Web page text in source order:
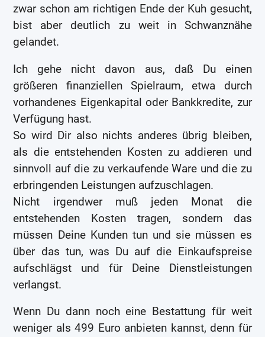
zwar schon am richtigen Ende der Kuh gesucht,
bist aber deutlich zu weit in Schwanznähe
gelandet.
Ich gehe nicht davon aus, daß Du einen
größeren finanziellen Spielraum, etwa durch
vorhandenes Eigenkapital oder Bankkredite, zur
Verfügung hast.
So wird Dir also nichts anderes übrig bleiben,
als die entstehenden Kosten zu addieren und
sinnvoll auf die zu verkaufende Ware und die zu
erbringenden Leistungen aufzuschlagen.
Nicht irgendwer muß jeden Monat die
entstehenden Kosten tragen, sondern das
müssen Deine Kunden tun und sie müssen es
über das tun, was Du auf die Einkaufspreise
aufschlägst und für Deine Dienstleistungen
verlangst.
Wenn Du dann noch eine Bestattung für weit
weniger als 499 Euro anbieten kannst, denn für